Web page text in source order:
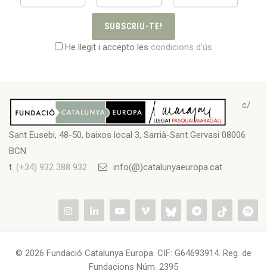
SUBSCRIU-TE!
He llegit i accepto les condicions d'ús
c/
Sant Eusebi, 48-50, baixos local 3, Sarrià-Sant Gervasi 08006
BCN
t. (+34) 932 388 932 info(@)catalunyaeuropa.cat
© 2026 Fundació Catalunya Europa. CIF: G64693914. Reg. de
Fundacions Núm. 2395